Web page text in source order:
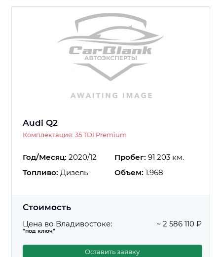
Audi Q2
Комплектация: 35 TDI Premium
Год/Месяц: 2020/12 Пробег: 91 203 км.
Топливо: Дизель Объем: 1.968
Стоимость
Цена во Владивостоке:
"под ключ"
~ 2 586 110 ₽
Оставить заявку